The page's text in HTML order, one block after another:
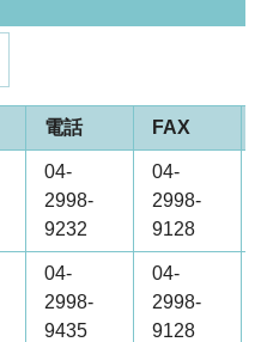
電話 FAX
04-
2998-
9232
04-
2998-
9128
04-
2998-
9435
04-
2998-
9128